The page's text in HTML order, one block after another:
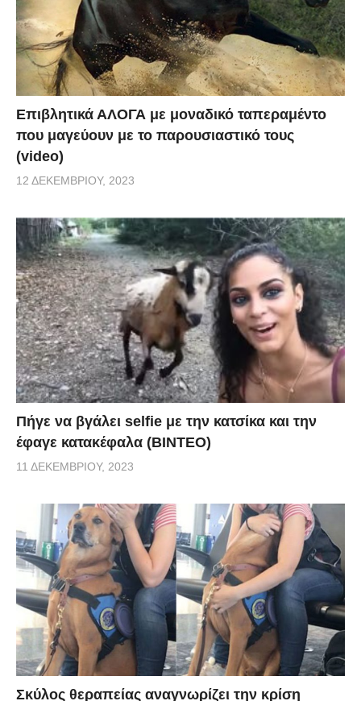
Επιβλητικά ΑΛΟΓΑ με μοναδικό ταπεραμέντο
που μαγεύουν με το παρουσιαστικό τους
(video)
12 ΔΕΚΕΜΒΡΊΟΥ, 2023
Πήγε να βγάλει selfie με την κατσίκα και την
έφαγε κατακέφαλα (ΒΙΝΤΕΟ)
11 ΔΕΚΕΜΒΡΊΟΥ, 2023
Σκύλος θεραπείας αναγνωρίζει την κρίση